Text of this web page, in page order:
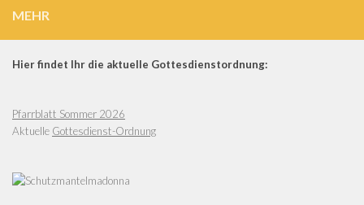
MEHR
Hier findet Ihr die aktuelle Gottesdienstordnung:
Pfarrblatt Sommer 2026
Aktuelle Gottesdienst-Ordnung